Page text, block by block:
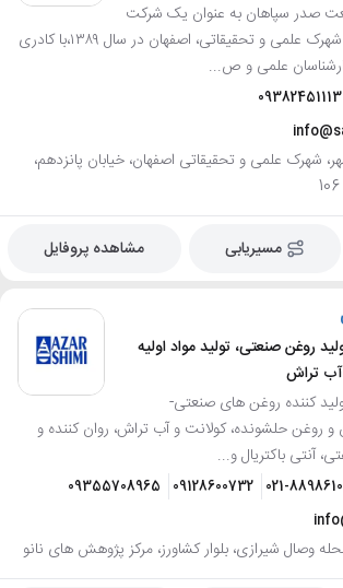
صدر سپاهان به عنوان یک شرکت
دانش بنیان مستقر در شهرک علمی و تحقیقاتی، اصفهان در سال ۱۳۸۹،با کادری
علمی و ص...
09382451113
شهرک علمی و تحقیقاتی اصفهان، خیابان پانزدهم،
مسیریابی مشاهده پروفایل
روغن صنعتی، تولید مواد اولیه
آب تراش
کننده روغن های صنعتی-
و روغن حلشونده، کولانت و آب تراش، روان کننده و
آنتی باکتریال و...
021-
09128600732
09355708965